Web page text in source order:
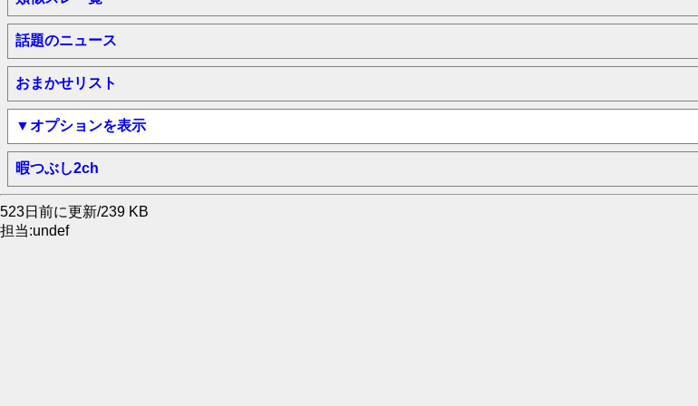
話題のニュース
おまかせリスト
▼オプションを表示
暇つぶし2ch
523日前に更新/239 KB
担当:undef